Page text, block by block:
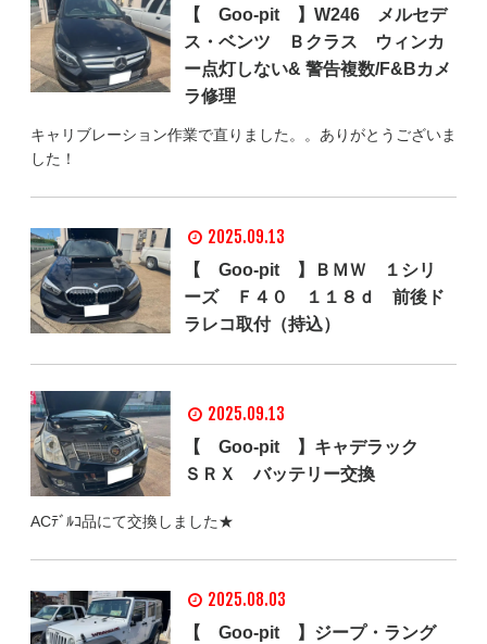
【 Goo-pit 】W246 メルセデ
ス・ベンツ Ｂクラス ウィンカ
ー点灯しない& 警告複数/F&Bカメ
ラ修理
キャリブレーション作業で直りました。。ありがとうございま
した！
2025.09.13
【 Goo-pit 】ＢＭＷ １シリ
ーズ Ｆ４０ １１８ｄ 前後ド
ラレコ取付（持込）
2025.09.13
【 Goo-pit 】キャデラック
ＳＲＸ バッテリー交換
ACﾃﾞﾙｺ品にて交換しました★
2025.08.03
【 Goo-pit 】ジープ・ラング